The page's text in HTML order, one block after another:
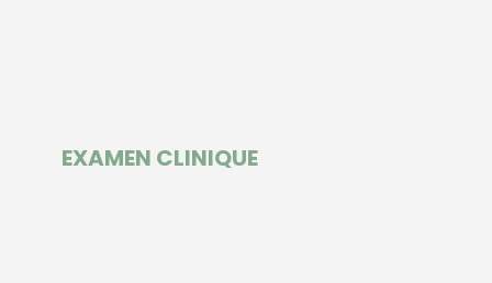
EXAMEN CLINIQUE